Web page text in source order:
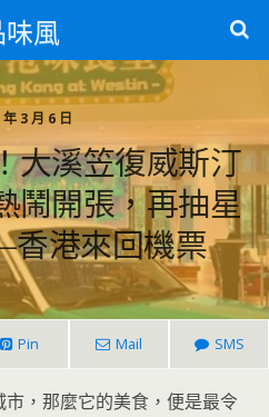
味風
3 月 6 日
大溪笠復威斯汀
鬧開張，再抽星
香港來回機票
Pin Mail SMS
，那麼它的美食，便是最令